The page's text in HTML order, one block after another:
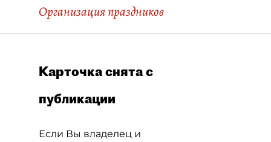
Организация праздников
Карточка снята с
публикации
Если Вы владелец и